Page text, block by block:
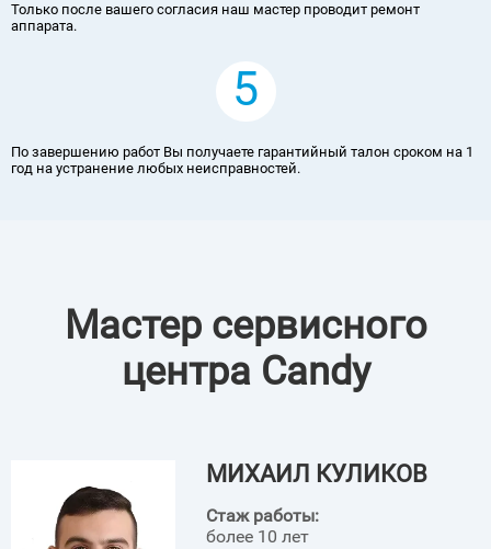
Только после вашего согласия наш мастер проводит ремонт
аппарата.
5
По завершению работ Вы получаете гарантийный талон сроком на 1
год на устранение любых неисправностей.
Мастер сервисного
центра Candy
МИХАИЛ КУЛИКОВ
Стаж работы:
более 10 лет